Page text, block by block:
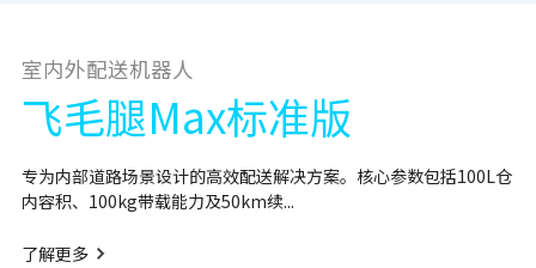
室内外配送机器人
飞毛腿Max标准版
专为内部道路场景设计的高效配送解决方案。核心参数包括100L仓
内容积、100kg带载能力及50km续...
了解更多